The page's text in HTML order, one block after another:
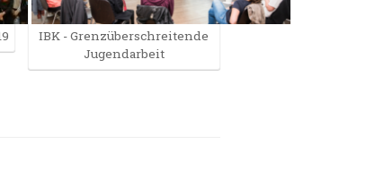
IBK - Grenzüberschreitende
Jugendarbeit